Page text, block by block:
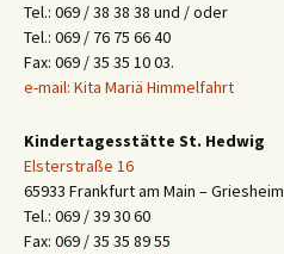
Tel.: 069 / 38 38 38 und / oder
Tel.: 069 / 76 75 66 40
Fax: 069 / 35 35 10 03.
e-mail: Kita Mariä Himmelfahrt
Kindertagesstätte St. Hedwig
Elsterstraße 16
65933 Frankfurt am Main – Griesheim
Tel.: 069 / 39 30 60
Fax: 069 / 35 35 89 55